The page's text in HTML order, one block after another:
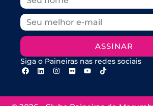
ASSINAR
Siga o Paineiras nas redes sociais